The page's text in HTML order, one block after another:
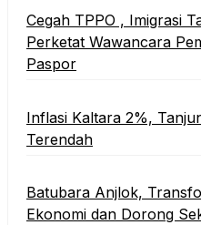
Cegah TPPO , Imigrasi
Perketat Wawancara
Paspor
Inflasi Kaltara 2%,
Terendah
Batubara Anjlok,
Ekonomi dan Dorong